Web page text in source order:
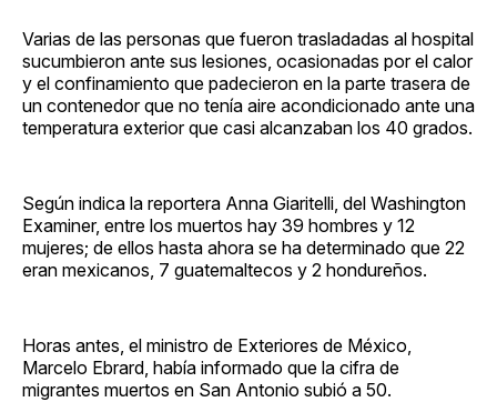
Varias de las personas que fueron trasladadas al hospital
sucumbieron ante sus lesiones, ocasionadas por el calor
y el confinamiento que padecieron en la parte trasera de
un contenedor que no tenía aire acondicionado ante una
temperatura exterior que casi alcanzaban los 40 grados.
Según indica la reportera Anna Giaritelli, del Washington
Examiner, entre los muertos hay 39 hombres y 12
mujeres; de ellos hasta ahora se ha determinado que 22
eran mexicanos, 7 guatemaltecos y 2 hondureños.
Horas antes, el ministro de Exteriores de México,
Marcelo Ebrard, había informado que la cifra de
migrantes muertos en San Antonio subió a 50.